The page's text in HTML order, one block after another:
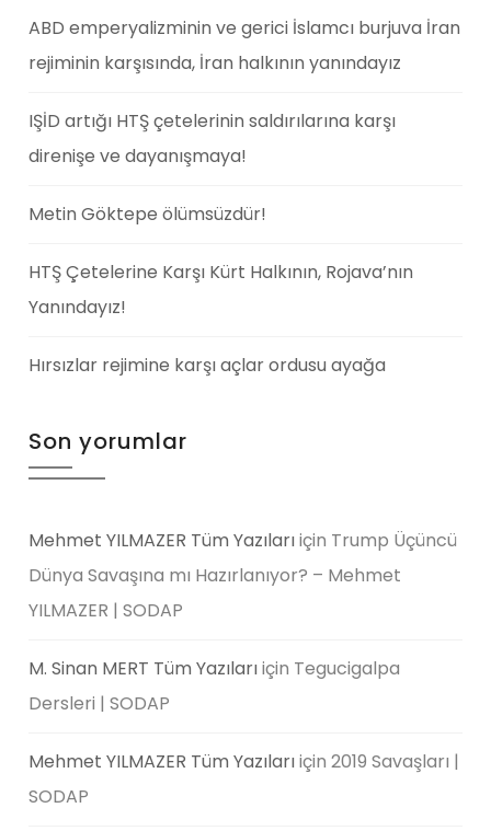
ABD emperyalizminin ve gerici İslamcı burjuva İran
rejiminin karşısında, İran halkının yanındayız
IŞİD artığı HTŞ çetelerinin saldırılarına karşı
direnişe ve dayanışmaya!
Metin Göktepe ölümsüzdür!
HTŞ Çetelerine Karşı Kürt Halkının, Rojava’nın
Yanındayız!
Hırsızlar rejimine karşı açlar ordusu ayağa
Son yorumlar
Mehmet YILMAZER Tüm Yazılarıiçin Trump Üçüncü
Dünya Savaşına mı Hazırlanıyor? – Mehmet
YILMAZER | SODAP
M. Sinan MERT Tüm Yazılarıiçin Tegucigalpa
Dersleri | SODAP
Mehmet YILMAZER Tüm Yazılarıiçin2019 Savaşları |
SODAP